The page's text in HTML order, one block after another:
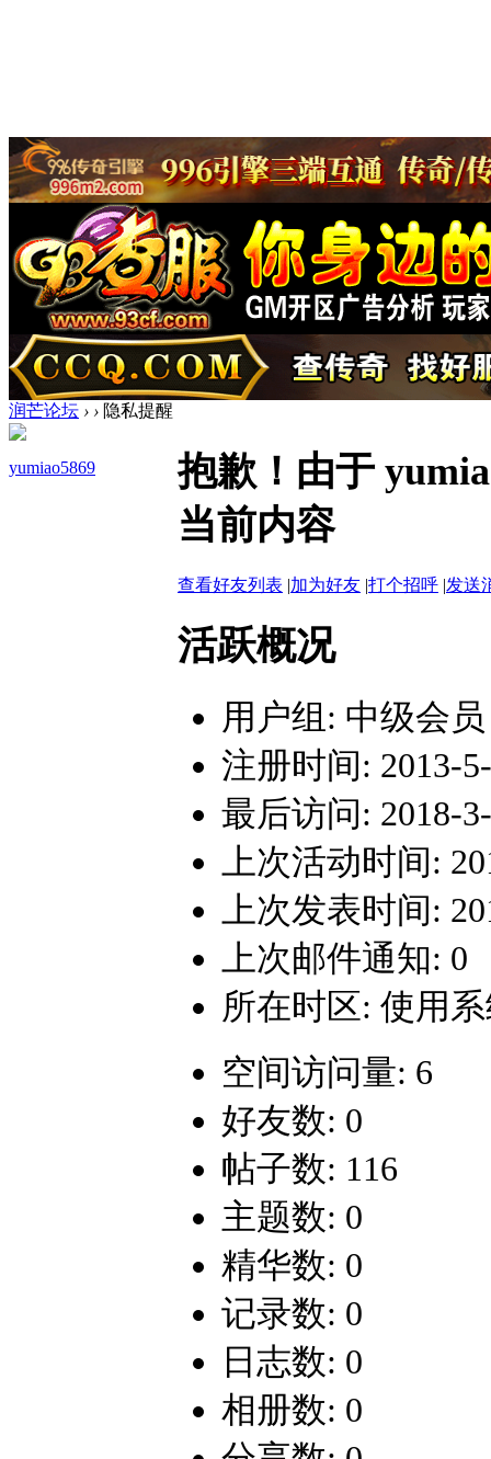
润芒论坛 › › 隐私提醒
yumiao5869
抱歉！由于
当前内容
查看好友列表 |加为好友 |打个招呼 |发送
活跃概况
用户组: 中级会员
注册时间: 2013-
最后访问: 2018-
上次活动时间:
上次发表时间:
上次邮件通知: 0
所在时区: 使用
空间访问量: 6
好友数: 0
帖子数: 116
主题数: 0
精华数: 0
记录数: 0
日志数: 0
相册数: 0